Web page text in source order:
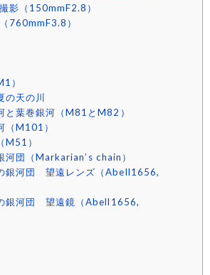
影（150mmF2.8）
760mmF3.8）
）
の天の川
と葉巻銀河（M81とM82）
（M101）
M51）
河団（Markarian’s chain）
銀河団 望遠レンズ（Abell1656,
銀河団 望遠鏡（Abell1656,